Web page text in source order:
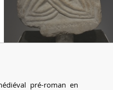
pré-roman en